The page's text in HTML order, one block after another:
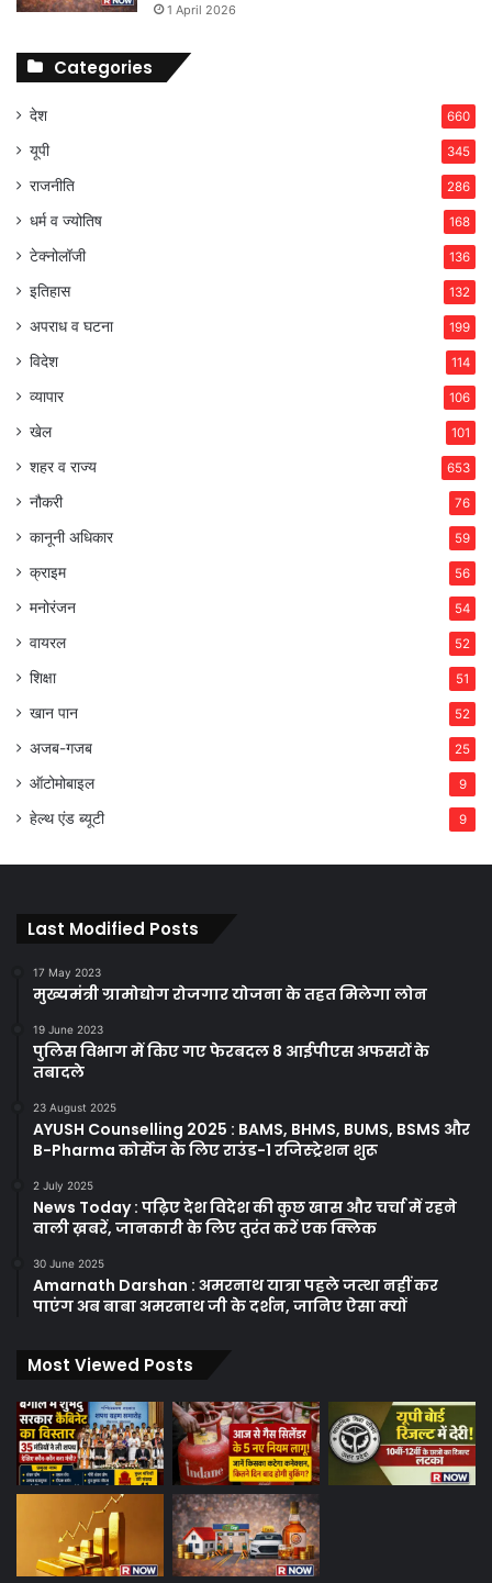
1 April 2026
Categories
देश 660
यूपी 345
राजनीति 286
धर्म व ज्योतिष 168
टेक्नोलॉजी 136
इतिहास 132
अपराध व घटना 199
विदेश 114
व्यापार 106
खेल 101
शहर व राज्य 653
नौकरी 76
कानूनी अधिकार 59
क्राइम 56
मनोरंजन 54
वायरल 52
शिक्षा 51
खान पान 52
अजब-गजब 25
ऑटोमोबाइल 9
हेल्थ एंड ब्यूटी 9
Last Modified Posts
17 May 2023
मुख्यमंत्री ग्रामोद्योग रोजगार योजना के तहत मिलेगा लोन
19 June 2023
पुलिस विभाग में किए गए फेरबदल 8 आईपीएस अफसरों के
तबादले
23 August 2025
AYUSH Counselling 2025 : BAMS, BHMS, BUMS, BSMS और
B-Pharma कोर्सेज के लिए राउंड-1 रजिस्ट्रेशन शुरू
2 July 2025
News Today : पढ़िए देश विदेश की कुछ खास और चर्चा में रहने
वाली ख़बरें, जानकारी के लिए तुरंत करें एक क्लिक
30 June 2025
Amarnath Darshan : अमरनाथ यात्रा पहले जत्था नहीं कर
पाएंग अब बाबा अमरनाथ जी के दर्शन, जानिए ऐसा क्यों
Most Viewed Posts